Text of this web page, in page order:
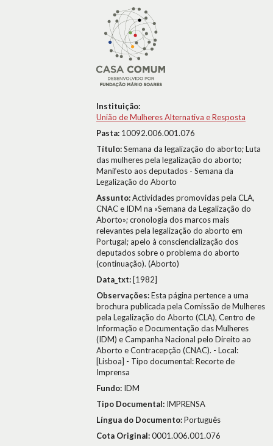
Instituição:
União de Mulheres Alternativa e Resposta
Pasta: 10092.006.001.076
Título:Semana da legalização do aborto; Luta
das mulheres pela legalização do aborto;
Manifesto aos deputados - Semana da
Legalização do Aborto
Assunto:Actividades promovidas pela CLA,
CNAC e IDM na «Semana da Legalização do
Aborto»; cronologia dos marcos mais
relevantes pela legalização do aborto em
Portugal; apelo à consciencialização dos
deputados sobre o problema do aborto
(continuação). (Aborto)
Data_txt: [1982]
Observações:Esta página pertence a uma
brochura publicada pela Comissão de Mulheres
pela Legalização do Aborto (CLA), Centro de
Informação e Documentação das Mulheres
(IDM) e Campanha Nacional pelo Direito ao
Aborto e Contracepção (CNAC). - Local:
[Lisboa] - Tipo documental: Recorte de
Imprensa
Fundo: IDM
Tipo Documental: IMPRENSA
Língua do Documento:Português
Cota Original:0001.006.001.076